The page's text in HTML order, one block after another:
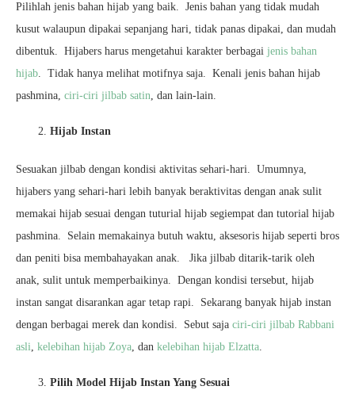
Pilihlah jenis bahan hijab yang baik. Jenis bahan yang tidak mudah
kusut walaupun dipakai sepanjang hari, tidak panas dipakai, dan mudah
dibentuk. Hijabers harus mengetahui karakter berbagai jenis bahan
hijab. Tidak hanya melihat motifnya saja. Kenali jenis bahan hijab
pashmina, ciri-ciri jilbab satin, dan lain-lain.
Hijab Instan
Sesuakan jilbab dengan kondisi aktivitas sehari-hari. Umumnya,
hijabers yang sehari-hari lebih banyak beraktivitas dengan anak sulit
memakai hijab sesuai dengan tuturial hijab segiempat dan tutorial hijab
pashmina. Selain memakainya butuh waktu, aksesoris hijab seperti bros
dan peniti bisa membahayakan anak. Jika jilbab ditarik-tarik oleh
anak, sulit untuk memperbaikinya. Dengan kondisi tersebut, hijab
instan sangat disarankan agar tetap rapi. Sekarang banyak hijab instan
dengan berbagai merek dan kondisi. Sebut saja ciri-ciri jilbab Rabbani
asli, kelebihan hijab Zoya, dan kelebihan hijab Elzatta.
Pilih Model Hijab Instan Yang Sesuai